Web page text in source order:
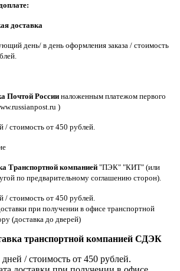
доставка
день/ в день оформления заказа / стоимость
Почтой России наложенным платежом первого
)
/ стоимость от 450 рублей.
Транспортной компанией "ПЭК" "КИТ" (или
по предварительному соглашению сторон).
/ стоимость от 450 рублей.
при получении в офисе транспортной
(доставка до дверей)
транспортной компанией СДЭК
/ стоимость от 450 рублей.